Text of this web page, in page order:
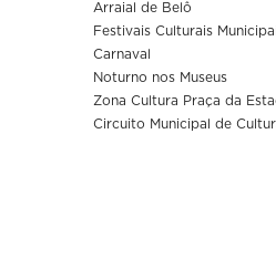
Arraial de Belô
Festivais Culturais
Carnaval
Noturno nos Museus
Zona Cultura Praça da
Circuito Municipal de